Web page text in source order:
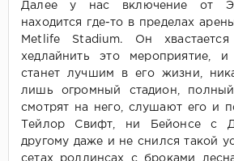
Далее у нас включение от
находится где-то в пределах
Metlife Stadium. Он
хедлайнить это мероприятие,
станет лучшим в его жизни,
лишь огромный стадион,
смотрят на него, слушают его и
Тейлор Свифт, ни Бейонсе с
другому даже и не снился такой
сетах роллинсах с броками